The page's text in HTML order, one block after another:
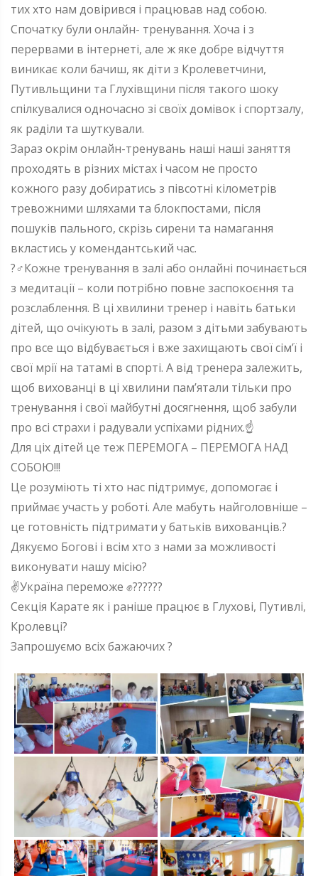
тих хто нам довірився і працював над собою.
Спочатку були онлайн- тренування. Хоча і з
перервами в інтернеті, але ж яке добре відчуття
виникає коли бачиш, як діти з Кролеветчини,
Путивльщини та Глухівщини після такого шоку
спілкувалися одночасно зі своїх домівок і спортзалу,
як раділи та шуткували.
Зараз окрім онлайн-тренувань наші наші заняття
проходять в різних містах і часом не просто
кожного разу добиратись з півсотні кілометрів
тревожними шляхами та блокпостами, після
пошуків пального, скрізь сирени та намагання
вкластись у комендантський час.
?‍♂️Кожне тренування в залі або онлайні починається
з медитації – коли потрібно повне заспокоєння та
розслаблення. В ці хвилини тренер і навіть батьки
дітей, що очікують в залі, разом з дітьми забувають
про все що відбувається і вже захищають свої сім’ї і
свої мрії на татамі в спорті. А від тренера залежить,
щоб вихованці в ці хвилини пам’ятали тільки про
тренування і свої майбутні досягнення, щоб забули
про всі страхи і радували успіхами рідних.☝️
Для ціх дітей це теж ПЕРЕМОГА – ПЕРЕМОГА НАД
СОБОЮ!!!
Це розуміють ті хто нас підтримує, допомогає і
приймає участь у роботі. Але мабуть найголовніше –
це готовність підтримати у батьків вихованців.?
Дякуємо Богові і всім хто з нами за можливості
виконувати нашу місію?
✌️Україна переможе ✊??????
Секція Карате як і раніше працює в Глухові, Путивлі,
Кролевці?
Запрошуємо всіх бажаючих ?